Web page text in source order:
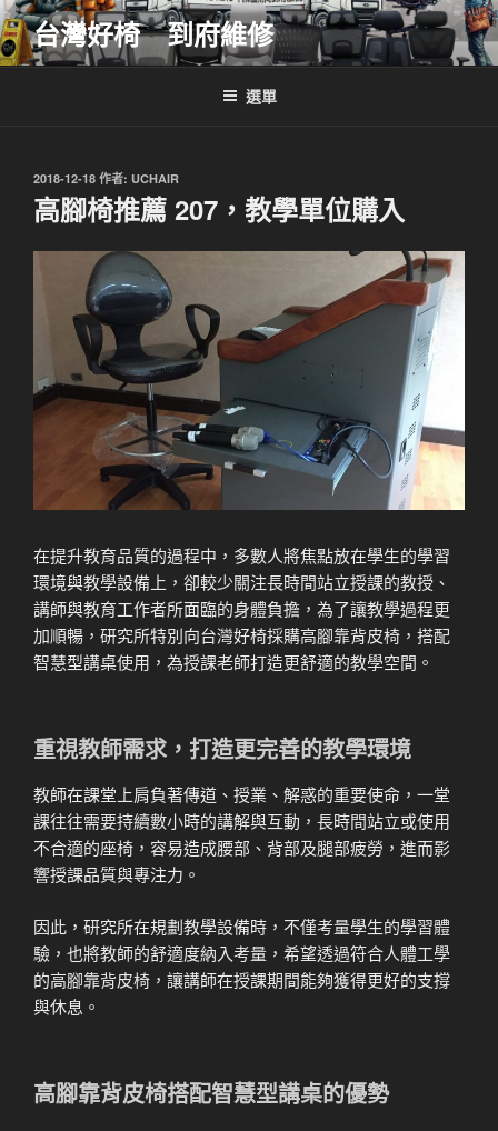
跳
至
主
台灣好椅 到府維修
選單
發
佈
於
2018-12-18 作者: UCHAIR
高腳椅推薦 207，教學單位購入
在提升教育品質的過程中，多數人將焦點放在學生的學習
環境與教學設備上，卻較少關注長時間站立授課的教授、
講師與教育工作者所面臨的身體負擔，為了讓教學過程更
加順暢，研究所特別向台灣好椅採購高腳靠背皮椅，搭配
智慧型講桌使用，為授課老師打造更舒適的教學空間。
重視教師需求，打造更完善的教學環境
教師在課堂上肩負著傳道、授業、解惑的重要使命，一堂
課往往需要持續數小時的講解與互動，長時間站立或使用
不合適的座椅，容易造成腰部、背部及腿部疲勞，進而影
響授課品質與專注力。
因此，研究所在規劃教學設備時，不僅考量學生的學習體
驗，也將教師的舒適度納入考量，希望透過符合人體工學
的高腳靠背皮椅，讓講師在授課期間能夠獲得更好的支撐
與休息。
高腳靠背皮椅搭配智慧型講桌的優勢